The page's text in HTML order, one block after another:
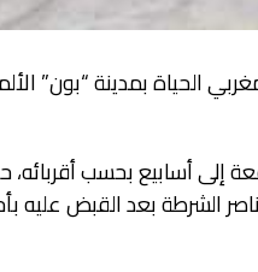
الحياة بمدينة “بون”
إلى أسابيع بحسب
الشرطة بعد القبض عليه